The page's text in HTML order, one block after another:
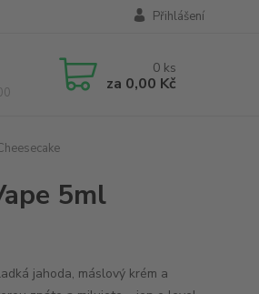
Přihlášení
0 ks
za 0,00 Kč
5ml
jahoda, máslový krém a